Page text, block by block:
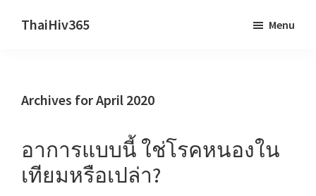
ThaiHiv365
behind.
Menu
Archives for April 2020
อาการแบบนี้ ใช่โรคหนองใน
เทียมหรือเปล่า?